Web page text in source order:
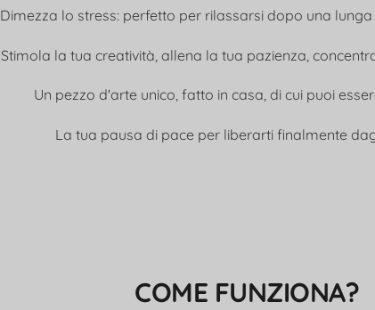
Dimezza lo stress: perfetto per rilassarsi dopo una
Stimola la tua creatività, allena la tua pazienza,
Un pezzo d'arte unico, fatto in casa, di cui puoi
La tua pausa di pace per liberarti finalmente
COME FUNZIONA?